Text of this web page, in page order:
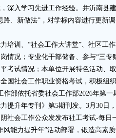
深入学习先进工作经验。并沂南县
、新做法”，对学标内容进行更新调
培训、“社会工作大讲堂”、社区工
情况；专业化干部储备、参与“三专
考试情况；本单位开展特色活动、取
国社会工作职业资格考试，积极组
作部依托省委社会工作部2026年第一
提升年专刊》第5期刊发。3月30日
社会工作公众发发布社工考试-每日
能力提升年”活动部署，锻造高素